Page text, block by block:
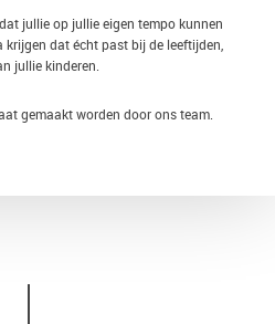
jullie op jullie eigen tempo kunnen
krijgen dat écht past bij de leeftijden,
jullie kinderen.
gemaakt worden door ons team.